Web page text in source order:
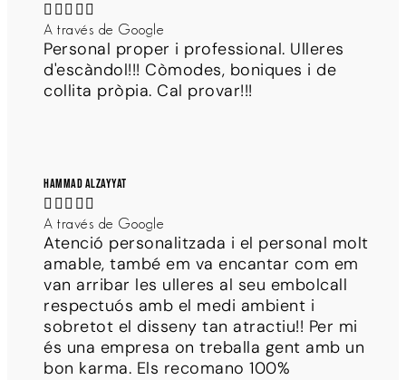
    
A través de Google
Personal proper i professional. Ulleres
d'escàndol!!! Còmodes, boniques i de
collita pròpia. Cal provar!!!
Hammad Alzayyat
    
A través de Google
Atenció personalitzada i el personal molt
amable, també em va encantar com em
van arribar les ulleres al seu embolcall
respectuós amb el medi ambient i
sobretot el disseny tan atractiu!! Per mi
és una empresa on treballa gent amb un
bon karma. Els recomano 100%